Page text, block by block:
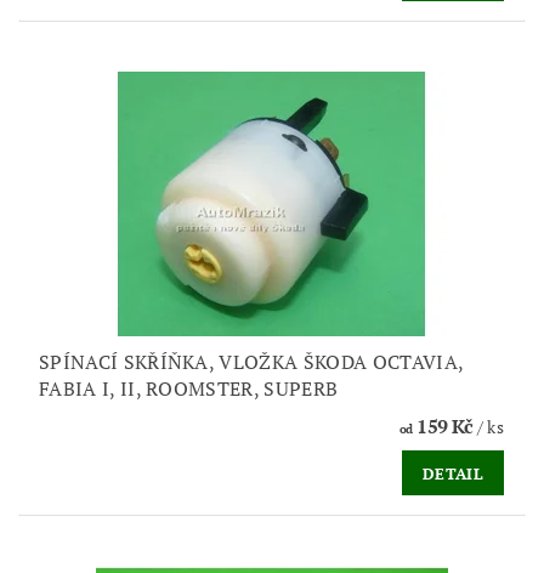
SPÍNACÍ SKŘÍŇKA, VLOŽKA ŠKODA OCTAVIA,
FABIA I, II, ROOMSTER, SUPERB
od159 Kč/ ks
DETAIL